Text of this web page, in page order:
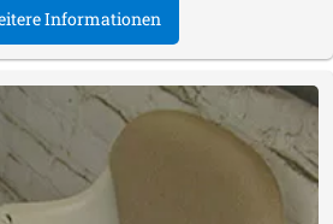
Informationen